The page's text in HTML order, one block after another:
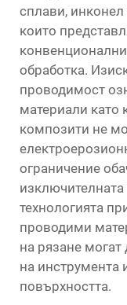
сплави, инконел
които
обработка.
проводимост
материали като
композити не
ограничение
технологията
проводими
на рязане
на инструмента
повърхността.